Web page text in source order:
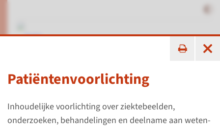
Patiëntenvoorlichting
Inhoudelijke voorlichting over ziektebeelden,
onderzoeken, behandelingen en deelname aan weten­
Over het netwerk
hematologische zorg